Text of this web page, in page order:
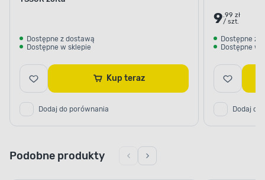
Dostępne z dostawą
Dostępne w sklepie
Kup teraz
Dodaj do porównania
9.99 zł
/ szt.
Dostępne z
Dostępne w
Dodaj do
Podobne produkty